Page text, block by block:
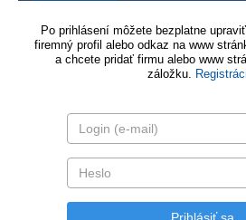
Po prihlásení môžete bezplatne
firemný profil alebo odkaz na www
a chcete pridať firmu alebo www
záložku.